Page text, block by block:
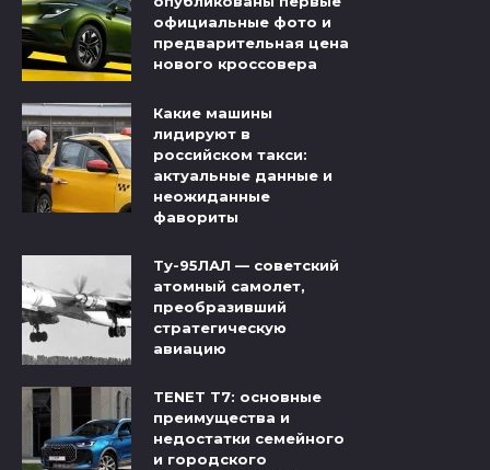
официальные фото и
предварительная цена
нового кроссовера
Какие машины
лидируют в
российском такси:
актуальные данные и
неожиданные
фавориты
Ту-95ЛАЛ — советский
атомный самолет,
преобразивший
стратегическую
авиацию
TENET T7: основные
преимущества и
недостатки семейного
и городского